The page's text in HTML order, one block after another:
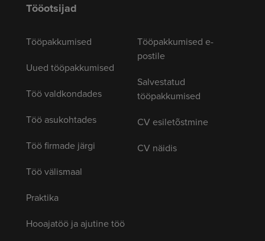
Tööotsijad
Tööpakkumised
Uued tööpakkumised
Töö valdkondades
Töö asukohtades
Töö firmade järgi
Töö välismaal
Praktika
Hooajatöö ja ajutine töö
Tööpakkumised e-
postile
Salvestatud
tööpakkumised
CV esiletõstmine
CV näidis